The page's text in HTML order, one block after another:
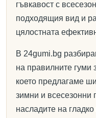
гъвкавост с
подходящия вид и
цялостната
В 24gumi.bg
на правилните
което предлагаме
зимни и всесезонни
насладите на